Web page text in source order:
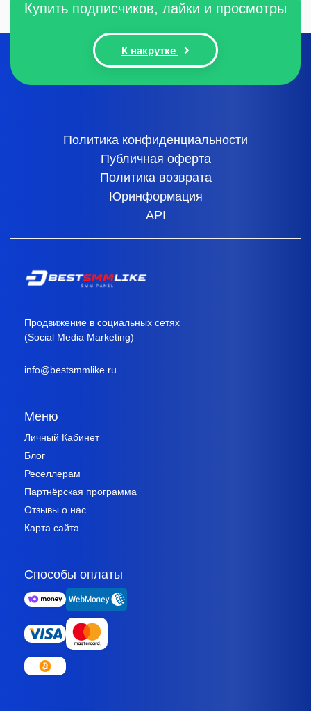
Купить подписчиков, лайки и просмотры
К накрутке
Политика конфиденциальности
Публичная оферта
Политика возврата
Юринформация
API
Продвижение в социальных сетях
(Social Media Marketing)
info@bestsmmlike.ru
Меню
Личный Кабинет
Блог
Реселлерам
Партнёрская программа
Отзывы о нас
Карта сайта
Способы оплаты